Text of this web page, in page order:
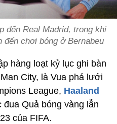
đến Real Madrid, trong khi
đến chơi bóng ở Bernabeu
hàng loạt kỷ lục ghi bàn
City, là Vua phá lưới
League, Haaland
Quả bóng vàng lẫn
của FIFA.